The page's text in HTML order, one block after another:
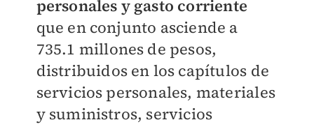
personales y gasto corriente
que en conjunto asciende a
735.1 millones de pesos,
distribuidos en los capítulos de
servicios personales, materiales
y suministros, servicios